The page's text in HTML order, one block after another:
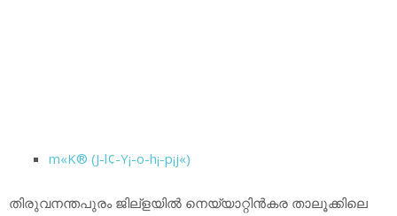
m«K® (J-l¢-Y¡-o-h¡-p¡j«)
തിരുവനന്തപുരം ജില്‌ളയില്‍ നെയ്യാറ്റിന്‍കര താലൂക്കിലെ